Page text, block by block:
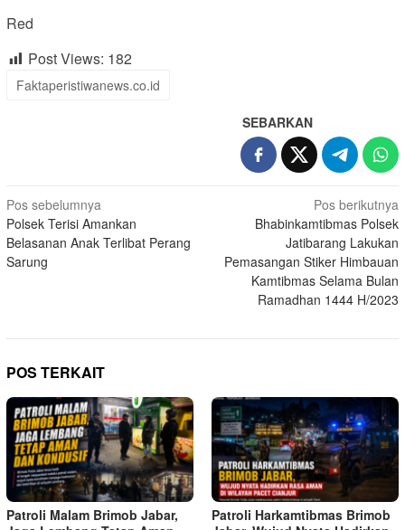
Red
Post Views: 182
Faktaperistiwanews.co.id
SEBARKAN
Navigasi
pos
Pos sebelumnya
Polsek Terisi Amankan
Belasanan Anak Terlibat Perang
Sarung
Pos berikutnya
Bhabinkamtibmas Polsek
Jatibarang Lakukan
Pemasangan Stiker Himbauan
Kamtibmas Selama Bulan
Ramadhan 1444 H/2023
POS TERKAIT
Patroli Malam Brimob Jabar,
Patroli Harkamtibmas Brimob